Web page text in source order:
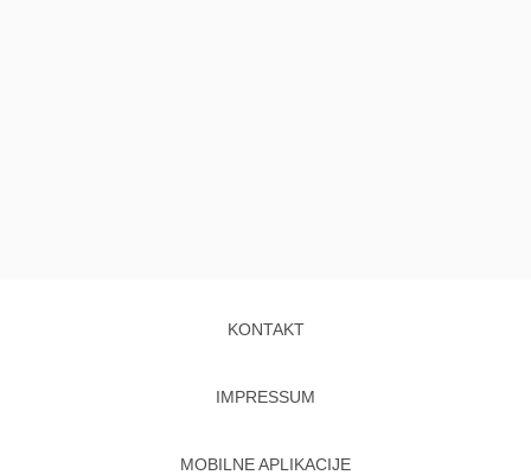
KONTAKT
IMPRESSUM
MOBILNE APLIKACIJE